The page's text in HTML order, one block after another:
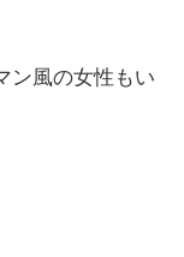
ン風の女性もい